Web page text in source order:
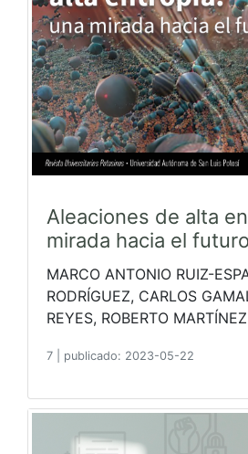
Aleaciones de alta
mirada hacia el futuro
MARCO ANTONIO RUIZ-
RODRÍGUEZ, CARLOS
REYES, ROBERTO
7 publicado: 2023-05-22